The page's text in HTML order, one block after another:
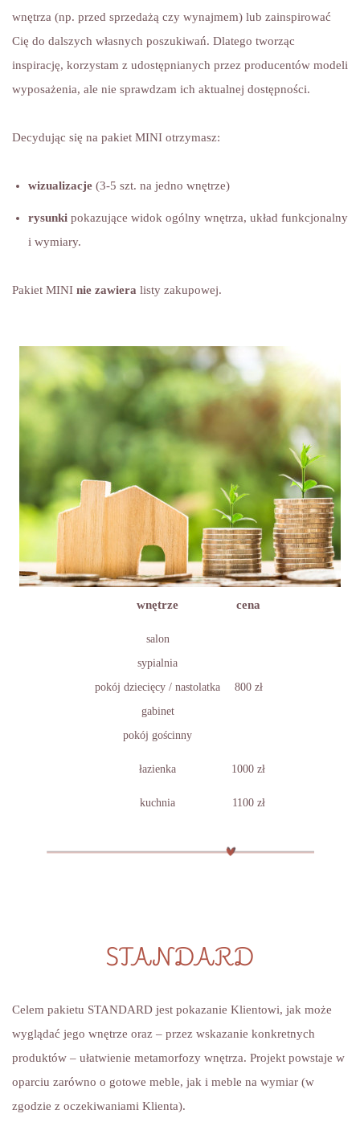
wnętrza (np. przed sprzedażą czy wynajmem) lub zainspirować
Cię do dalszych własnych poszukiwań. Dlatego tworząc
inspirację, korzystam z udostępnianych przez producentów modeli
wyposażenia, ale nie sprawdzam ich aktualnej dostępności.
Decydując się na pakiet MINI otrzymasz:
wizualizacje (3-5 szt. na jedno wnętrze)
rysunki pokazujące widok ogólny wnętrza, układ funkcjonalny
i wymiary.
Pakiet MINI nie zawiera listy zakupowej.
wnętrze cena
salon
sypialnia
pokój dziecięcy / nastolatka
gabinet
pokój gościnny
800 zł
łazienka 1000 zł
kuchnia 1100 zł
STANDARD
Celem pakietu STANDARD jest pokazanie Klientowi, jak może
wyglądać jego wnętrze oraz – przez wskazanie konkretnych
produktów – ułatwienie metamorfozy wnętrza. Projekt powstaje w
oparciu zarówno o gotowe meble, jak i meble na wymiar (w
zgodzie z oczekiwaniami Klienta).